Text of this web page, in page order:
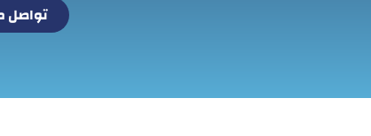
تواصل